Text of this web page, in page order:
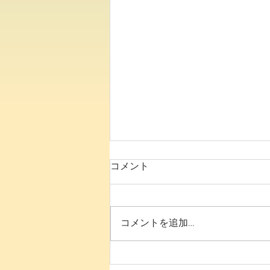
8月の予定です
コメント
コメントを追加…